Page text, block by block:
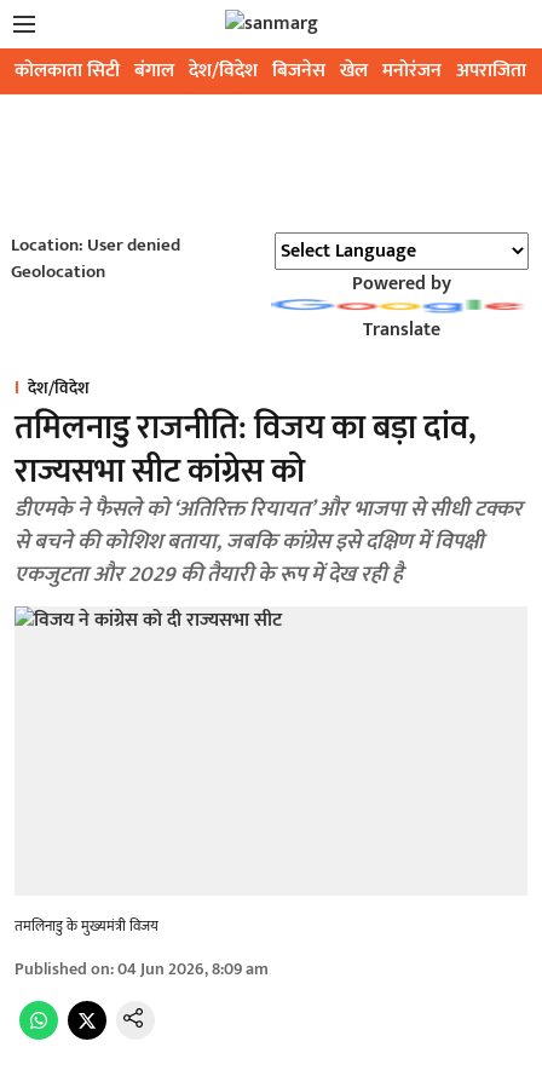
कोलकाता सिटी बंगाल देश/विदेश बिजनेस खेल मनोरंजन अपराजिता
Location: User denied
Geolocation
Powered by
Translate
देश/विदेश
तमिलनाडु राजनीति: विजय का बड़ा दांव,
राज्यसभा सीट कांग्रेस को
डीएमके ने फैसले को ‘अतिरिक्त रियायत’ और भाजपा से सीधी टक्कर
से बचने की कोशिश बताया, जबकि कांग्रेस इसे दक्षिण में विपक्षी
एकजुटता और 2029 की तैयारी के रूप में देख रही है
तमलिनाडु के मुख्यमंत्री विजय
Published on:04 Jun 2026, 8:09 am